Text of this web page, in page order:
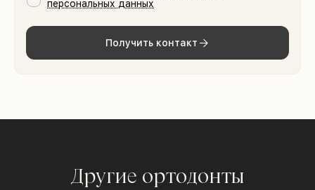
персональных данных
Получить контакт
Другие ортодонты